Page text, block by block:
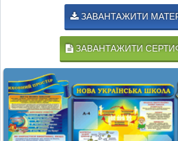
ЗАВАНТАЖИТИ
ЗАВАНТАЖИТИ